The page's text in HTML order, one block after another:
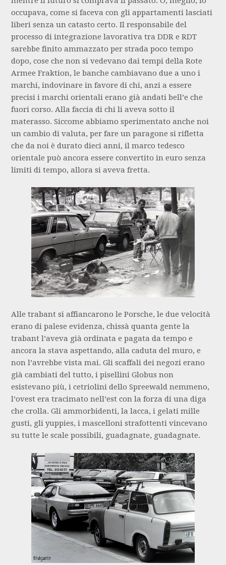
occupava, come si faceva con gli appartamenti lasciati
liberi senza un catasto certo. Il responsabile del
processo di integrazione lavorativa tra DDR e RDT
sarebbe finito ammazzato per strada poco tempo
dopo, cose che non si vedevano dai tempi della Rote
Armee Fraktion, le banche cambiavano due a uno i
marchi, indovinare in favore di chi, anzi a essere
precisi i marchi orientali erano già andati bell’e che
fuori corso. Alla faccia di chi li aveva sotto il
materasso. Siccome abbiamo sperimentato anche noi
un cambio di valuta, per fare un paragone si rifletta
che da noi è durato dieci anni, il marco tedesco
orientale può ancora essere convertito in euro senza
limiti di tempo, allora si aveva fretta.
Alle trabant si affiancarono le Porsche, le due velocità
erano di palese evidenza, chissà quanta gente la
trabant l’aveva già ordinata e pagata da tempo e
ancora la stava aspettando, alla caduta del muro, e
non l’avrebbe vista mai. Gli scaffali dei negozi erano
già cambiati del tutto, i pisellini Globus non
esistevano più, i cetriolini dello Spreewald nemmeno,
l’ovest era tracimato nell’est con la forza di una diga
che crolla. Gli ammorbidenti, la lacca, i gelati mille
gusti, gli yuppies, i mascelloni strafottenti vincevano
su tutte le scale possibili, guadagnate, guadagnate.